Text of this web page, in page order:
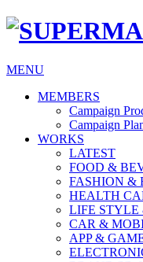
MENU
MEMBERS
Campaign
Campaign
WORKS
LATEST
FOOD &
FASHION &
HEALTH
LIFE
CAR &
APP &